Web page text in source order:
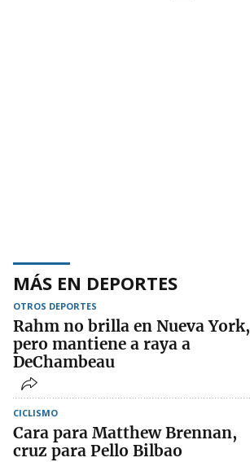
MÁS EN DEPORTES
OTROS DEPORTES
Rahm no brilla en Nueva York,
pero mantiene a raya a
DeChambeau
CICLISMO
Cara para Matthew Brennan,
cruz para Pello Bilbao